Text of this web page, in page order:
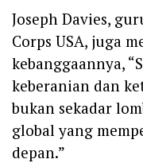
Joseph Davies,
Corps USA, juga
kebanggaannya,
keberanian dan
bukan sekadar
global yang
depan.”